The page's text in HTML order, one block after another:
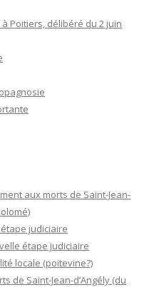
Poitiers, délibéré du 2 juin
aux morts de Saint-Jean-
judiciaire
étape judiciaire
locale (poitevine?)
de Saint-Jean-d’Angély (du